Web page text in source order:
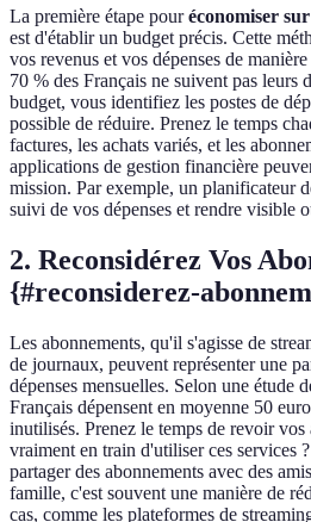
La première étape pouréconomiser
est d'établir un budget précis. Cette
vos revenus et vos dépenses de
70 % des Français ne suivent pas leurs
budget, vous identifiez les postes de
possible de réduire. Prenez le temps
factures, les achats variés, et les
applications de gestion financière
mission. Par exemple, un planificateur
suivi de vos dépenses et rendre visible
2. Reconsidérez Vos
{#reconsiderez-
Les abonnements, qu'il s'agisse de
de journaux, peuvent représenter une
dépenses mensuelles. Selon une étude
Français dépensent en moyenne 50
inutilisés. Prenez le temps de revoir vos
vraiment en train d'utiliser ces services
partager des abonnements avec des
famille, c'est souvent une manière de
cas, comme les plateformes de